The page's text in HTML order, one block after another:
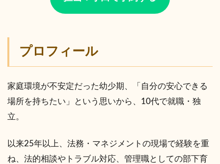
プロフィール
家庭環境が不安定だった幼少期、「自分の安心できる
場所を持ちたい」という思いから、10代で就職・独
立。
以来25年以上、法務・マネジメントの現場で経験を重
ね、法的相談やトラブル対応、管理職としての部下育